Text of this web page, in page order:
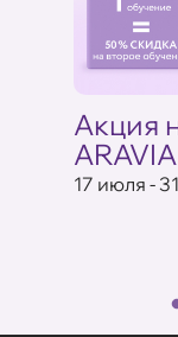
Акция
ARAVIA
17 июля -